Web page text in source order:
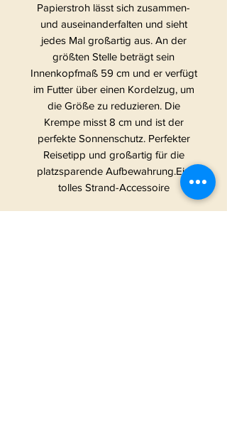
Papierstroh lässt sich zusammen-
und auseinanderfalten und sieht
jedes Mal großartig aus. An der
größten Stelle beträgt sein
Innenkopfmaß 59 cm und er verfügt
im Futter über einen Kordelzug, um
die Größe zu reduzieren. Die
Krempe misst 8 cm und ist der
perfekte Sonnenschutz. Perfekter
Reisetipp und großartig für die
platzsparende Aufbewahrung.Ein
tolles Strand-Accessoire